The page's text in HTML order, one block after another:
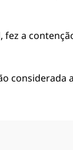
a
considerada